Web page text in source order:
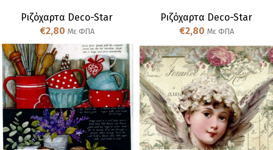
Ριζόχαρτα Deco-Star
€2,80 Με ΦΠΑ
Ριζόχαρτα Deco-Star
€2,80 Με ΦΠΑ